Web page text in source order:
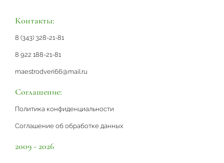
Контакты:
8 (343) 328-21-81
8 922 188-21-81
maestrodveri66@mail.ru
Соглашение:
Политика конфиденциальности
Соглашение об обработке данных
2009 - 2026